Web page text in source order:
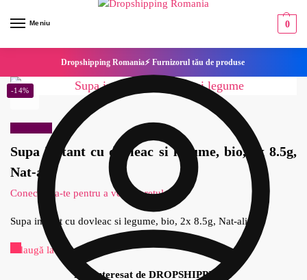
Meniu 0
Dropshipping Romania⚡ Furnizorul tău de produse
Supa instant cu dovleac si legume, bio, 2x 8.5g,
Nat-ali
Conecteaza-te pentru a vedea pretul
-14%
Supa instant cu dovleac si legume, bio, 2x 8.5g, Nat-ali
Adaugă la Favorite
Esti interesat de DROPSHIPPING?